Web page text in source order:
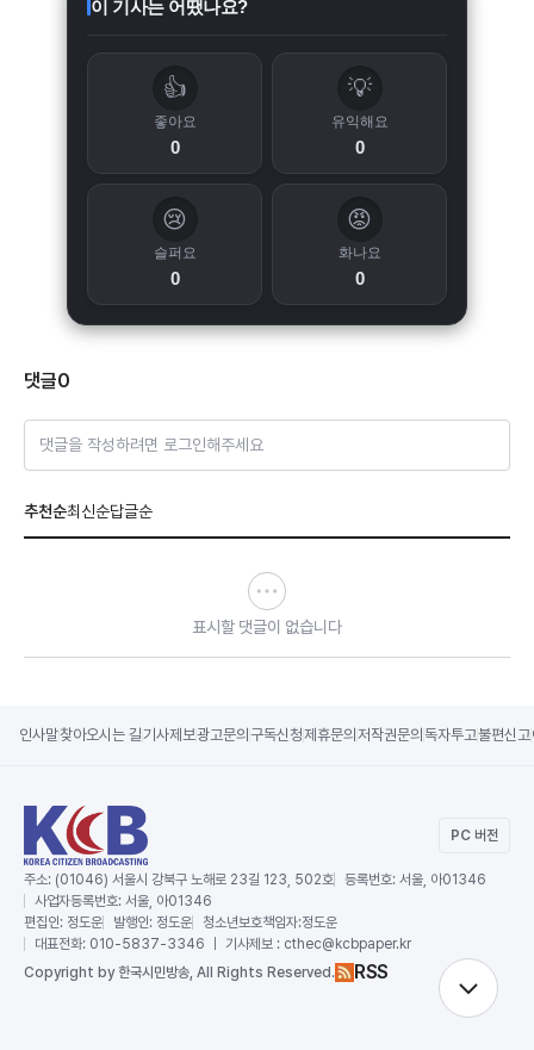
이 기사는 어땠나요?
👍
좋아요
0
💡
유익해요
0
😢
슬퍼요
0
😡
화나요
0
댓글0
댓글을 작성하려면 로그인해주세요
추천순최신순답글순
표시할 댓글이 없습니다
인사말찾아오시는 길기사제보광고문의 구독신청제휴문의 저작권문의 독자투고불편신고
PC 버전
주소: (01046) 서울시 강북구 노해로 23길 123, 502호 등록번호: 서울, 아01346
사업자등록번호: 서울, 아01346
편집인: 정도운 발행인: 정도운 청소년보호책임자:정도운
대표전화: 010-5837-3346 ｜ 기사제보 : cthec@kcbpaper.kr
Copyright by 한국시민방송, All Rights Reserved. RSS